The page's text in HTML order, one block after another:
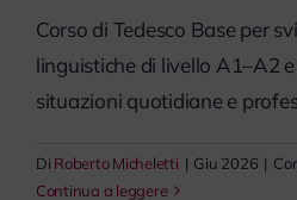
Corso di Tedesco Base per
linguistiche di livello A1–A2
situazioni quotidiane e
Di Roberto Micheletti | Giu 2026 |
Continua a leggere